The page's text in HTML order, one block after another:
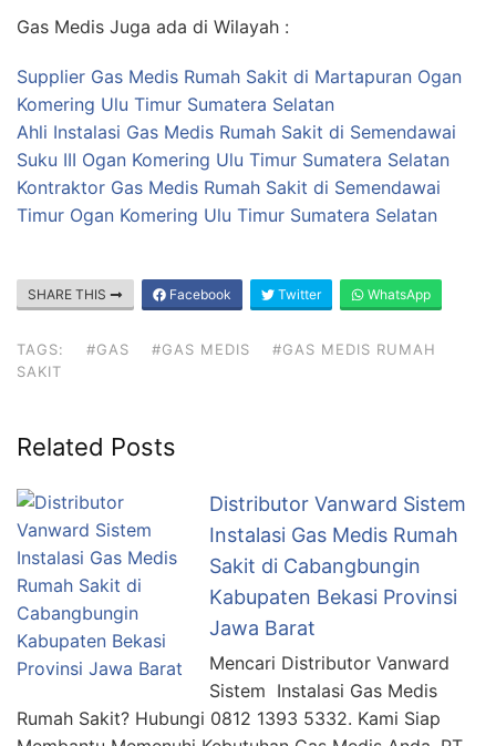
Gas Medis Juga ada di Wilayah :
Supplier Gas Medis Rumah Sakit di Martapuran Ogan
Komering Ulu Timur Sumatera Selatan
Ahli Instalasi Gas Medis Rumah Sakit di Semendawai
Suku III Ogan Komering Ulu Timur Sumatera Selatan
Kontraktor Gas Medis Rumah Sakit di Semendawai
Timur Ogan Komering Ulu Timur Sumatera Selatan
SHARE THIS Facebook Twitter WhatsApp
TAGS: #GAS #GAS MEDIS
#GAS MEDIS RUMAH
SAKIT
Related Posts
Distributor Vanward Sistem
Instalasi Gas Medis Rumah
Sakit di Cabangbungin
Kabupaten Bekasi Provinsi
Jawa Barat
Mencari Distributor Vanward
Sistem Instalasi Gas Medis
Rumah Sakit? Hubungi 0812 1393 5332. Kami Siap